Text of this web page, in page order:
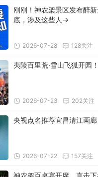
刚刚！神农架景区发布醉
底，涉及这些人→
128关注
2026-07-28
夷陵百里荒·雪山飞狐开园！
202关注
2026-07-23
央视点名推荐宜昌清江画廊
157关注
2026-07-22
神农架百桌宴开席，直击